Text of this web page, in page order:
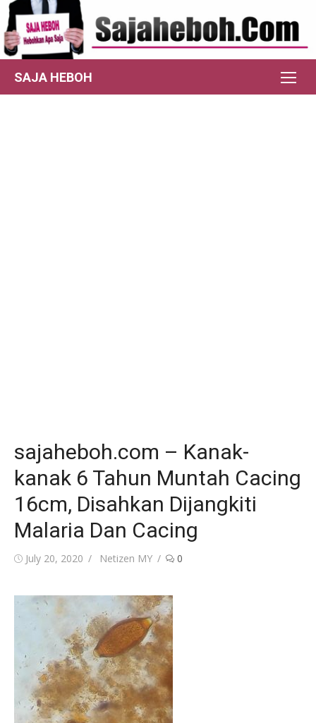
Skip
to
content
SAJA HEBOH
sajaheboh.com – Kanak-
kanak 6 Tahun Muntah Cacing
16cm, Disahkan Dijangkiti
Malaria Dan Cacing
Posted
July 20, 2020 Author
Netizen MY 0